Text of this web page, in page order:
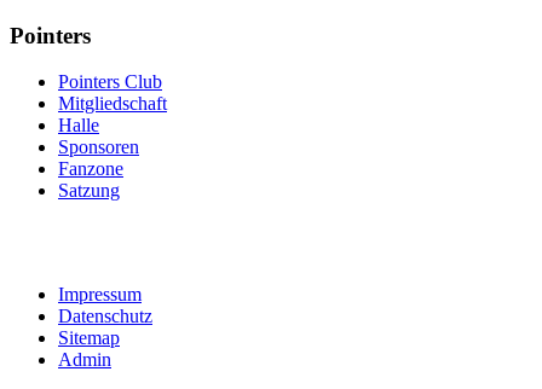
Pointers
Pointers Club
Mitgliedschaft
Halle
Sponsoren
Fanzone
Satzung
Impressum
Datenschutz
Sitemap
Admin